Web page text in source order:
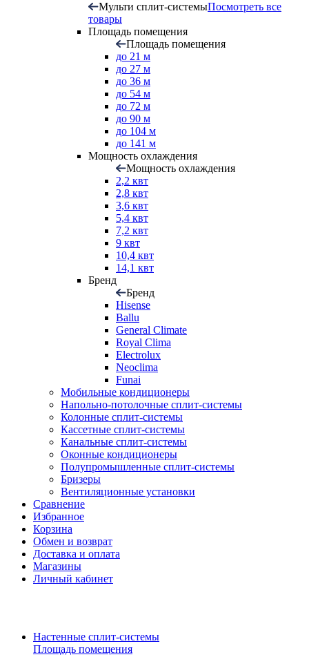
Мульти сплит-системыПосмотреть все
товары
Площадь помещения
Площадь помещения
до 21 м
до 27 м
до 36 м
до 54 м
до 72 м
до 90 м
до 104 м
до 141 м
Мощность охлаждения
Мощность охлаждения
2,2 квт
2,8 квт
3,6 квт
5,4 квт
7,2 квт
9 квт
10,4 квт
14,1 квт
Бренд
Бренд
Hisense
Ballu
General Climate
Royal Clima
Electrolux
Neoclima
Funai
Мобильные кондиционеры
Напольно-потолоч​ные ​сплит-системы
Колонные ​​сплит-системы
Кассетные сплит-системы
Канальные сплит-системы
Оконные кондиционеры
Полупромышленные сплит-системы
Бризеры
Вентиляционные установки
Сравнение
Избранное
Корзина
Обмен и возврат
Доставка и оплата
Магазины
Личный кабинет
Настенные сплит-системы
Площадь помещения